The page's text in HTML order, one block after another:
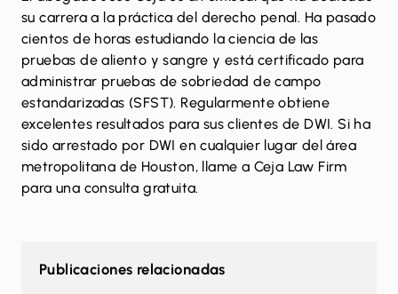
su carrera a la práctica del derecho penal. Ha pasado
cientos de horas estudiando la ciencia de las
pruebas de aliento y sangre y está certificado para
administrar pruebas de sobriedad de campo
estandarizadas (SFST). Regularmente obtiene
excelentes resultados para sus clientes de DWI. Si ha
sido arrestado por DWI en cualquier lugar del área
metropolitana de Houston, llame a Ceja Law Firm
para una consulta gratuita.
Publicaciones relacionadas